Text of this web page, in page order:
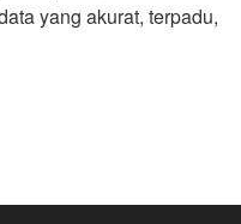
yang akurat, terpadu,